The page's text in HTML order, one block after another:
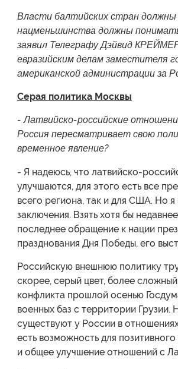
Власти балтийских стран
нацменьшинства должны
заявил Телеграфу Дэйвид
евразийским делам заместителя
американской администрации за
Серая политика Москвы
- Латвийско-российские
Россия пересматривает свою
временное явление?
- Я надеюсь, что латвийско-
улучшаются, для этого есть все
всего региона, так и для США. Но
заключения. Взять хотя бы
последнее обращение к нации
празднования Дня Победы, его
Российскую внешнюю политику
скорее, серый цвет, более
конфликта прошлой осенью
военных баз с территории
существуют у России в
есть возможность для
и общее улучшение отношений с